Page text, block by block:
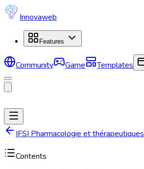
Innovaweb
Features
Community Game Templates
IFSI Pharmacologie et thérapeutiques
Contents